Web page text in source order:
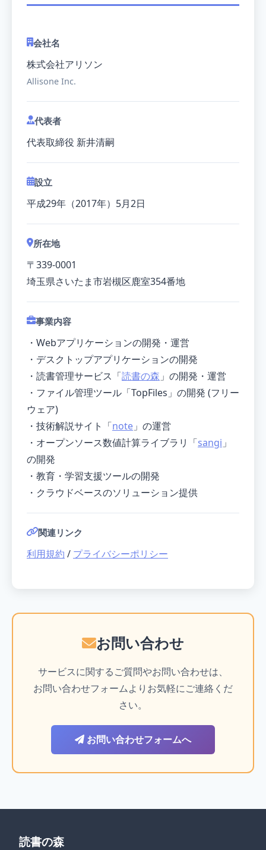
会社名
株式会社アリソン
Allisone Inc.
代表者
代表取締役 新井清嗣
設立
平成29年（2017年）5月2日
所在地
〒339-0001
埼玉県さいたま市岩槻区鹿室354番地
事業内容
・Webアプリケーションの開発・運営
・デスクトップアプリケーションの開発
・読書管理サービス「読書の森 」の開発・運営
・ファイル管理ツール「TopFiles」の開発 (フリー
ウェア)
・技術解説サイト「note 」の運営
・オープンソース数値計算ライブラリ「sangi 」
の開発
・教育・学習支援ツールの開発
・クラウドベースのソリューション提供
関連リンク
利用規約 / プライバシーポリシー
お問い合わせ
サービスに関するご質問やお問い合わせは、
お問い合わせフォームよりお気軽にご連絡くだ
さい。
お問い合わせフォームへ
読書の森